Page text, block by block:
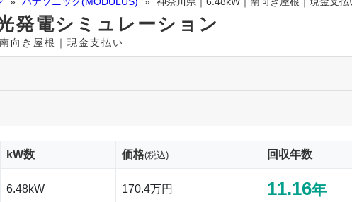
発電シミュレーション
向き屋根｜現金支払い
kW数 価格(税込) 回収年数
6.48kW 170.4万円 11.16年